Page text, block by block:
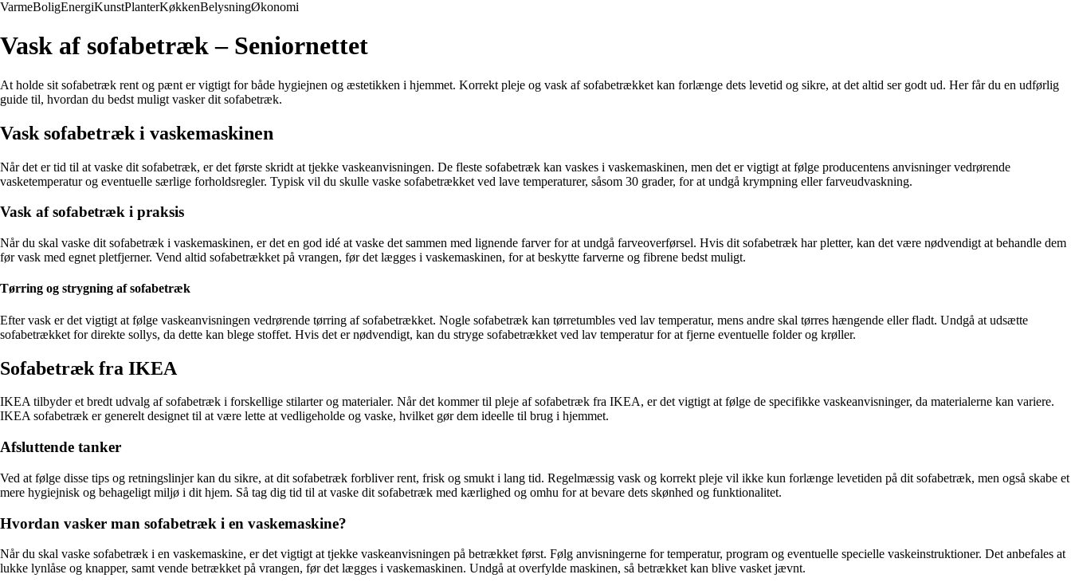
VarmeBoligEnergiKunstPlanterKøkkenBelysningØkonomi
Vask af sofabetræk – Seniornettet
At holde sit sofabetræk rent og pænt er vigtigt for både hygiejnen og æstetikken i hjemmet. Korrekt pleje og vask af sofabetrækket kan forlænge dets levetid og sikre, at det altid ser godt ud. Her får du en udførlig
guide til, hvordan du bedst muligt vasker dit sofabetræk.
Vask sofabetræk i vaskemaskinen
Når det er tid til at vaske dit sofabetræk, er det første skridt at tjekke vaskeanvisningen. De fleste sofabetræk kan vaskes i vaskemaskinen, men det er vigtigt at følge producentens anvisninger vedrørende
vasketemperatur og eventuelle særlige forholdsregler. Typisk vil du skulle vaske sofabetrækket ved lave temperaturer, såsom 30 grader, for at undgå krympning eller farveudvaskning.
Vask af sofabetræk i praksis
Når du skal vaske dit sofabetræk i vaskemaskinen, er det en god idé at vaske det sammen med lignende farver for at undgå farveoverførsel. Hvis dit sofabetræk har pletter, kan det være nødvendigt at behandle dem
før vask med egnet pletfjerner. Vend altid sofabetrækket på vrangen, før det lægges i vaskemaskinen, for at beskytte farverne og fibrene bedst muligt.
Tørring og strygning af sofabetræk
Efter vask er det vigtigt at følge vaskeanvisningen vedrørende tørring af sofabetrækket. Nogle sofabetræk kan tørretumbles ved lav temperatur, mens andre skal tørres hængende eller fladt. Undgå at udsætte
sofabetrækket for direkte sollys, da dette kan blege stoffet. Hvis det er nødvendigt, kan du stryge sofabetrækket ved lav temperatur for at fjerne eventuelle folder og krøller.
Sofabetræk fra IKEA
IKEA tilbyder et bredt udvalg af sofabetræk i forskellige stilarter og materialer. Når det kommer til pleje af sofabetræk fra IKEA, er det vigtigt at følge de specifikke vaskeanvisninger, da materialerne kan variere.
IKEA sofabetræk er generelt designet til at være lette at vedligeholde og vaske, hvilket gør dem ideelle til brug i hjemmet.
Afsluttende tanker
Ved at følge disse tips og retningslinjer kan du sikre, at dit sofabetræk forbliver rent, frisk og smukt i lang tid. Regelmæssig vask og korrekt pleje vil ikke kun forlænge levetiden på dit sofabetræk, men også skabe et
mere hygiejnisk og behageligt miljø i dit hjem. Så tag dig tid til at vaske dit sofabetræk med kærlighed og omhu for at bevare dets skønhed og funktionalitet.
Hvordan vasker man sofabetræk i en vaskemaskine?
Når du skal vaske sofabetræk i en vaskemaskine, er det vigtigt at tjekke vaskeanvisningen på betrækket først. Følg anvisningerne for temperatur, program og eventuelle specielle vaskeinstruktioner. Det anbefales at
lukke lynlåse og knapper, samt vende betrækket på vrangen, før det lægges i vaskemaskinen. Undgå at overfylde maskinen, så betrækket kan blive vasket jævnt.